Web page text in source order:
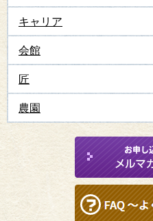
キャリア
会館
匠
農園